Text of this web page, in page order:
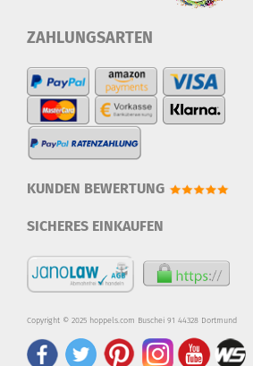
ZAHLUNGSARTEN
KUNDEN BEWERTUNG
SICHERES EINKAUFEN
Copyright © 2025 hoppels.com Buschei 91 44328 Dortmund